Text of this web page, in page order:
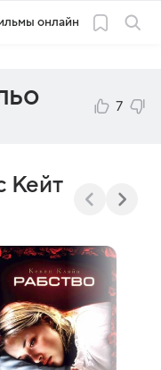
онлайн
7
Кейт